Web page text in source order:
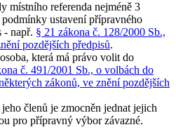
místního referenda nejméně 3
ustavení přípravného
- např. § 21 zákona č. 128/2000 Sb.,
pozdějších předpisů.
která má právo volit do
č. 491/2001 Sb., o volbách do
zákonů, ve znění pozdějších
členů je zmocněn jednat jejich
pro přípravný výbor závazné.